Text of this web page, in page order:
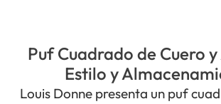
Puf Cuadrado de Cuero
Estilo y
Louis Donne presenta un puf